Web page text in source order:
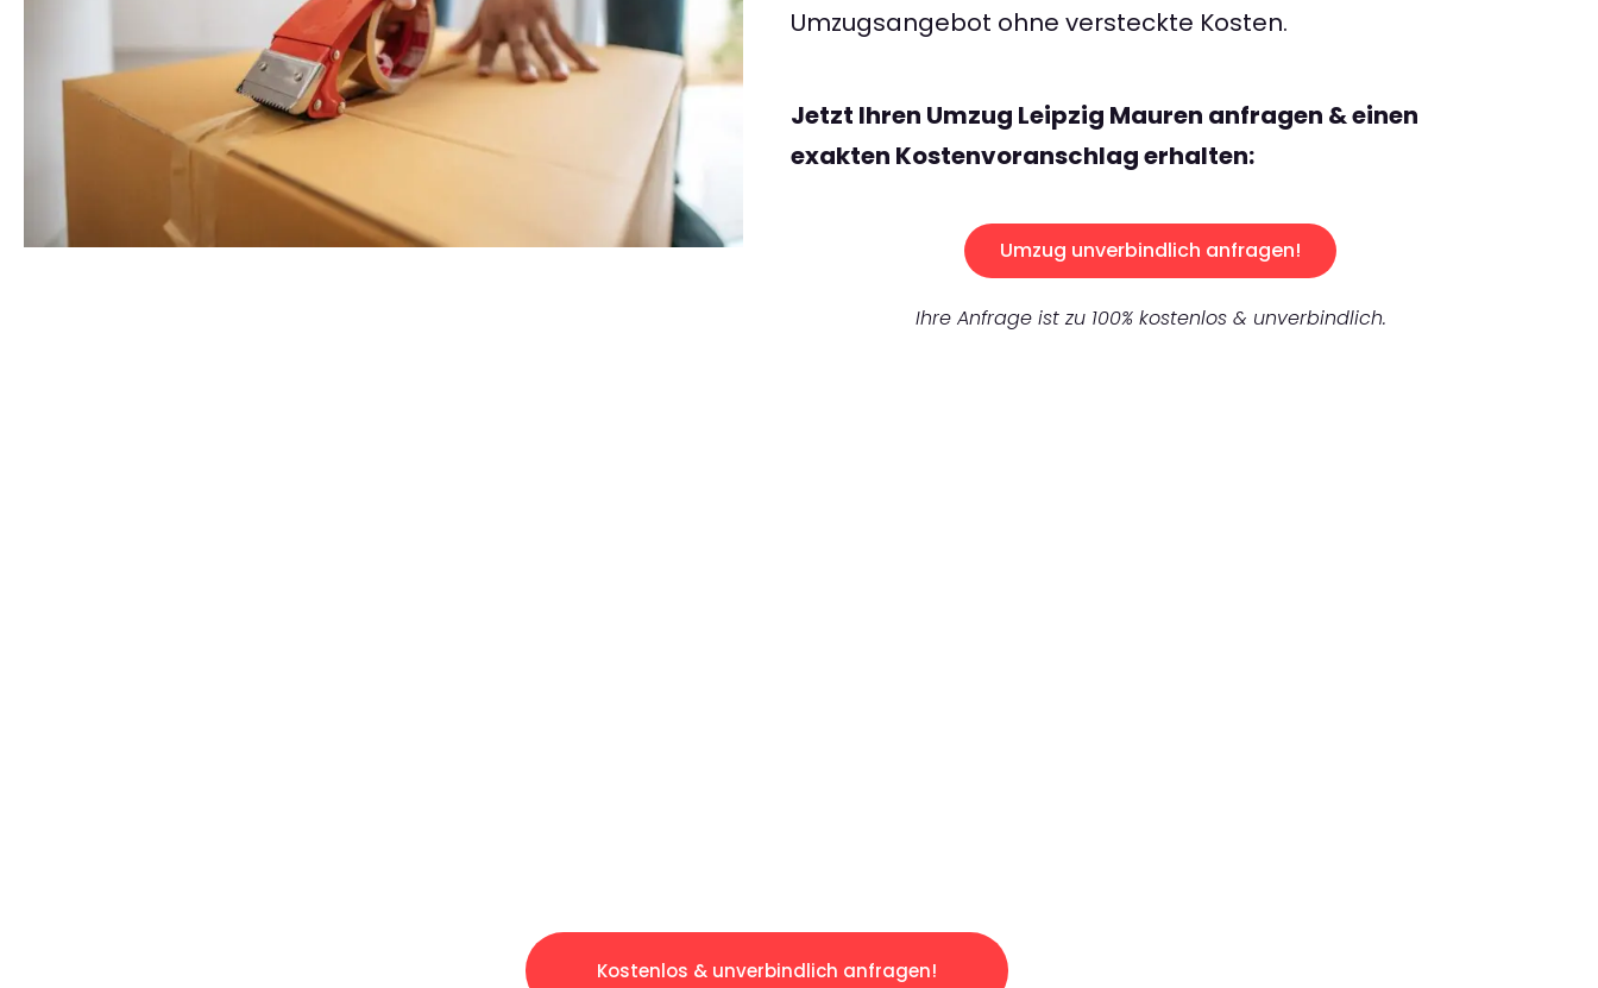
Umzugsangebot ohne versteckte Kosten.
Jetzt Ihren Umzug Leipzig Mauren anfragen & einen
exakten Kostenvoranschlag erhalten:
Umzug unverbindlich anfragen!
Ihre Anfrage ist zu 100% kostenlos & unverbindlich.
Kostenlos & unverbindlich anfragen!